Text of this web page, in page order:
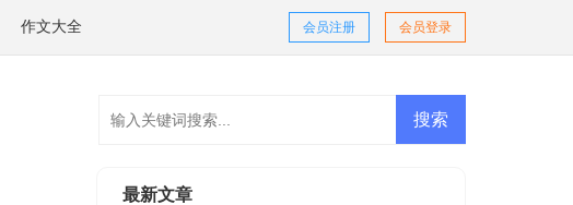
作文大全 会员登录
会员注册
最新文章